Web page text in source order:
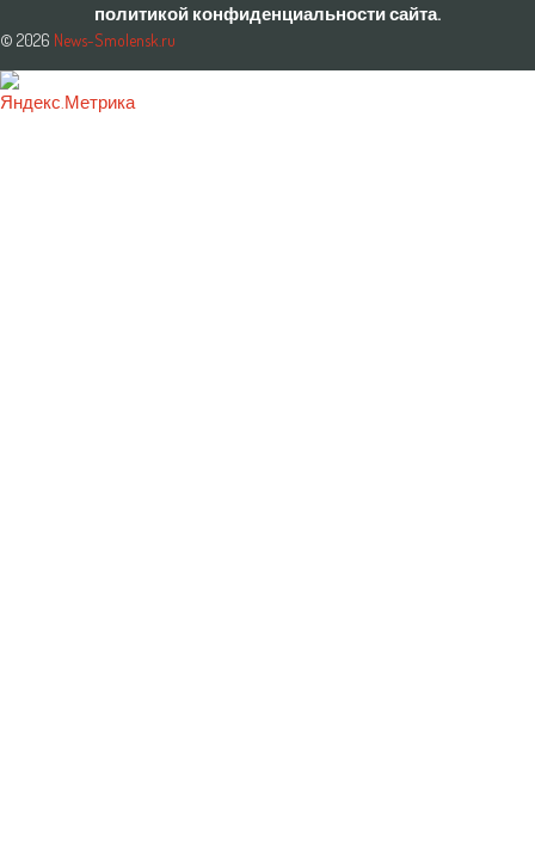
политикой конфиденциальности сайта.
© 2026 News-Smolensk.ru